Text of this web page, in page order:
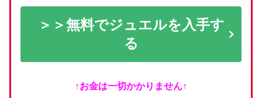
＞＞無料でジュエルを入手す
る
↑お金は一切かかりません↑